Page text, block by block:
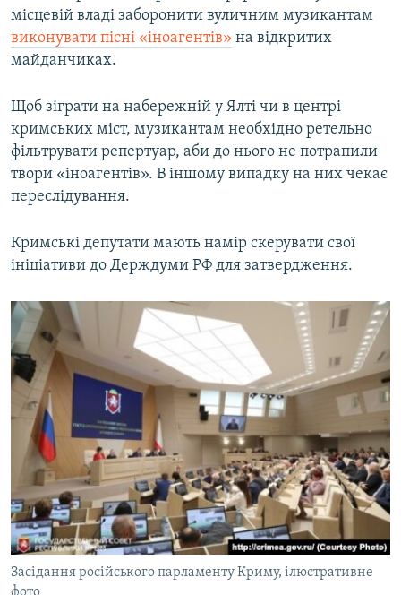
місцевій владі заборонити вуличним музикантам
виконувати пісні «іноагентів» на відкритих
майданчиках.
Щоб зіграти на набережній у Ялті чи в центрі
кримських міст, музикантам необхідно ретельно
фільтрувати репертуар, аби до нього не потрапили
твори «іноагентів». В іншому випадку на них чекає
переслідування.
Кримські депутати мають намір скерувати свої
ініціативи до Держдуми РФ для затвердження.
Засідання російського парламенту Криму, ілюстративне
фото